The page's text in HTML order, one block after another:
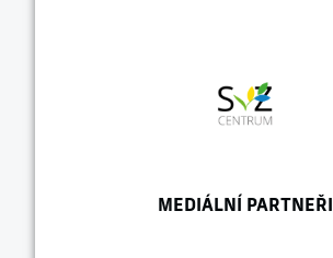
MEDIÁLNÍ PARTNEŘI